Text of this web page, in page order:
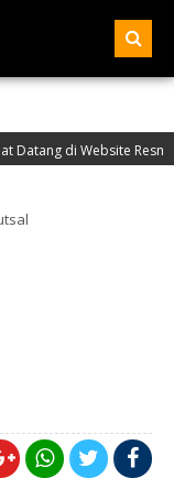
di Website Resmi SMA